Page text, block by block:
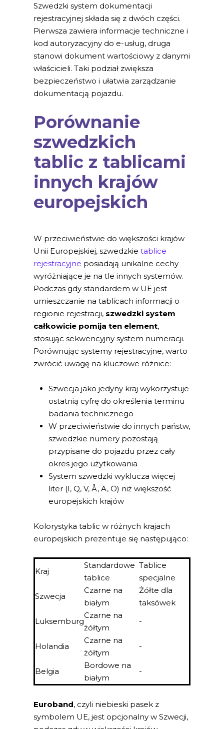
Szwedzki system dokumentacji
rejestracyjnej składa się z dwóch części.
Pierwsza zawiera informacje techniczne i
kod autoryzacyjny do e-usług, druga
stanowi dokument wartościowy z danymi
właścicieli. Taki podział zwiększa
bezpieczeństwo i ułatwia zarządzanie
dokumentacją pojazdu.
Porównanie
szwedzkich
tablic z tablicami
innych krajów
europejskich
W przeciwieństwie do większości krajów
Unii Europejskiej, szwedzkie tablice
rejestracyjne posiadają unikalne cechy
wyróżniające je na tle innych systemów.
Podczas gdy standardem w UE jest
umieszczanie na tablicach informacji o
regionie rejestracji, szwedzki system
całkowicie pomija ten element,
stosując sekwencyjny system numeracji.
Porównując systemy rejestracyjne, warto
zwrócić uwagę na kluczowe różnice:
Szwecja jako jedyny kraj wykorzystuje
ostatnią cyfrę do określenia terminu
badania technicznego
W przeciwieństwie do innych państw,
szwedzkie numery pozostają
przypisane do pojazdu przez cały
okres jego użytkowania
System szwedzki wyklucza więcej
liter (I, Q, V, Å, Ä, Ö) niż większość
europejskich krajów
Kolorystyka tablic w różnych krajach
europejskich prezentuje się następująco:
Kraj
Standardowe
tablice
Tablice
specjalne
Szwecja
Czarne na
białym
Żółte dla
taksówek
Luksemburg
Czarne na
żółtym
-
Holandia
Czarne na
żółtym
-
Belgia
Bordowe na
białym
-
Euroband, czyli niebieski pasek z
symbolem UE, jest opcjonalny w Szwecji,